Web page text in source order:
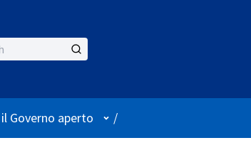
Governo aperto User menu
/